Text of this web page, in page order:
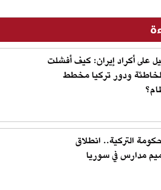
على أكراد إيران: كيف أفشلت
ودور تركيا مخطط
التركية.. انطلاق
مدارس في سوريا